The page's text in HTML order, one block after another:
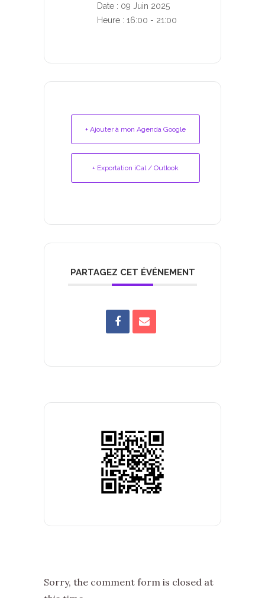
Date : 09 Juin 2025
Heure : 16:00 - 21:00
+ Ajouter à mon Agenda Google
+ Exportation iCal / Outlook
PARTAGEZ CET ÉVÉNEMENT
Sorry, the comment form is closed at